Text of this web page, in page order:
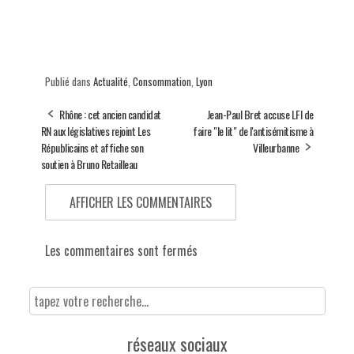
Publié dans Actualité Consommation Lyon
Rhône : cet ancien candidat
RN aux législatives rejoint Les
Républicains et affiche son
soutien à Bruno Retailleau
Jean-Paul Bret accuse LFI de
faire "le lit" de l'antisémitisme à
Villeurbanne
AFFICHER LES COMMENTAIRES
Les commentaires sont fermés
réseaux sociaux